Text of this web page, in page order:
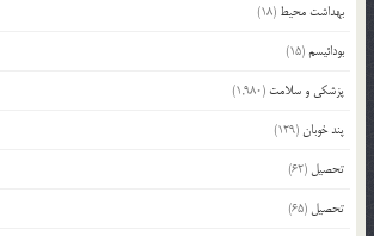
بهداشت محیط (18)
بودائیسم(15)
پزشکی و سلامت (1,980)
پند خوبان(129)
تحصیل (62)
تحصیل (65)